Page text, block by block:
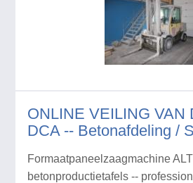
ONLINE VEILING VAN
DCA -- Betonafdeling /
Formaatpaneelzaagmachine
betonproductietafels --